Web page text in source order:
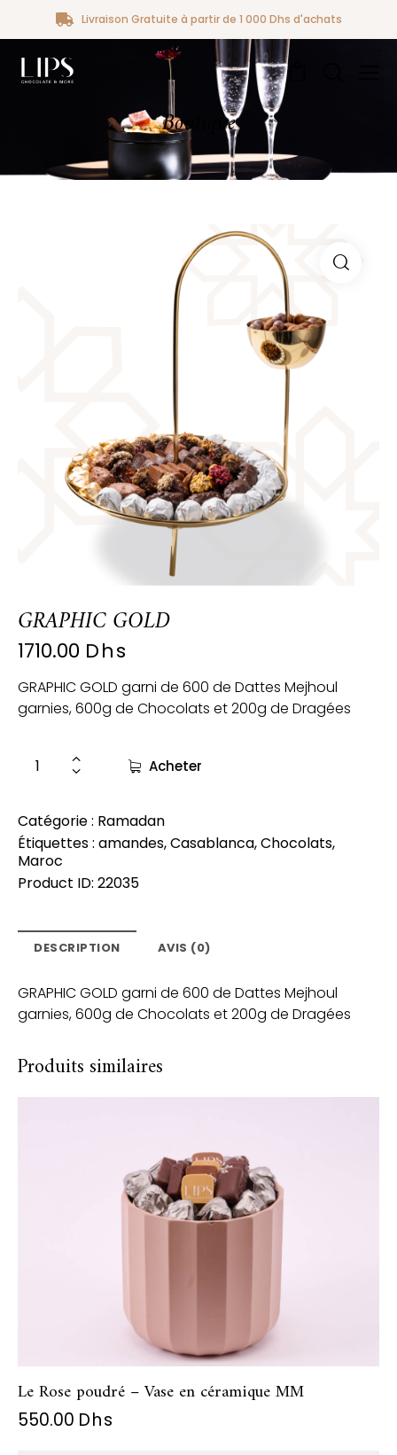
Livraison Gratuite à partir de 1 000 Dhs d'achats
Boutique
GRAPHIC GOLD
1710.00 Dhs
GRAPHIC GOLD garni de 600 de Dattes Mejhoul
garnies, 600g de Chocolats et 200g de Dragées
Acheter
Catégorie : Ramadan
Étiquettes : amandes,Casablanca,Chocolats,
Maroc
Product ID: 22035
DESCRIPTION AVIS (0)
GRAPHIC GOLD garni de 600 de Dattes Mejhoul
garnies, 600g de Chocolats et 200g de Dragées
Produits similaires
Le Rose poudré – Vase en céramique MM
550.00 Dhs